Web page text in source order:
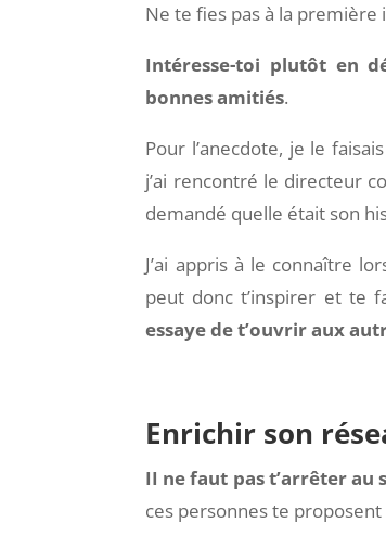
Ne te fies pas à la
Intéresse-toi plutôt en
bonnes amitiés.
Pour l’anecdote, je le
j’ai rencontré le directeur
demandé quelle était son
J’ai appris à le connaître
peut donc t’inspirer et te
essaye de t’ouvrir aux
Enrichir son
II ne faut pas t’arrêter au
ces personnes te